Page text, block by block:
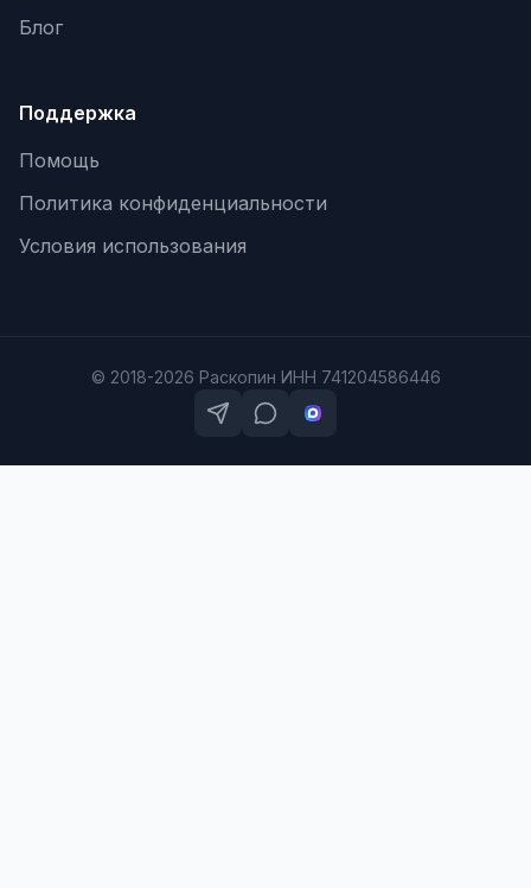
Блог
Поддержка
Помощь
Политика конфиденциальности
Условия использования
© 2018-2026 Раскопин ИНН 741204586446